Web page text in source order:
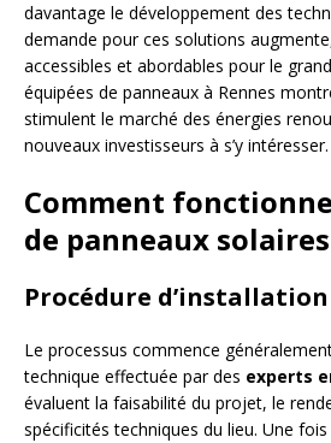
davantage le développement des
demande pour ces solutions
accessibles et abordables pour le
équipées de panneaux à Rennes
stimulent le marché des énergies
nouveaux investisseurs à s’y intéresser.
Comment
de panneaux
Procédure d’installation
Le processus commence
technique effectuée par des experts
évaluent la faisabilité du projet, le
spécificités techniques du lieu. Une